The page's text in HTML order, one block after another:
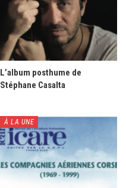
L’album posthume de
Stéphane Casalta
À LA UNE